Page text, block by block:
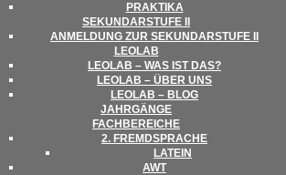
PRAK­TIKA
SEKUN­DAR­STUFE II
ANMEL­DUNG ZUR SEKUN­DAR­STUFE II
LEO­LAB
LEO­LAB – WAS IST DAS?
LEO­LAB – ÜBER UNS
LEO­LAB – BLOG
JAHR­GÄNGE
FACH­BE­REI­CHE
2. FREMD­SPRA­CHE
LATEIN
AWT